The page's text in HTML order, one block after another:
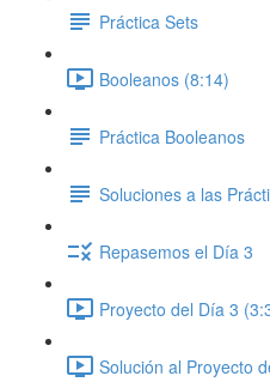
Práctica Sets
Booleanos (8:14)
Práctica Booleanos
Soluciones a las
Repasemos el Día 3
Proyecto del Día 3
Solución al Proyecto